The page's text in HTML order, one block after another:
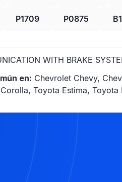
P1709 P0875
WITH BRAKE
en: Chevrolet Chevy,
Toyota Estima,